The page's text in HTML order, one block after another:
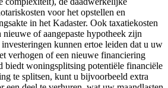
voor het opstellen en
in het Kadaster. Ook taxatiekosten
nieuwe of aangepaste hypotheek zijn
kunnen ertoe leiden dat u uw
verhogen of een nieuwe financiering
biedt woningsplitsing potentiële financiële
te splitsen, kunt u bijvoorbeeld extra